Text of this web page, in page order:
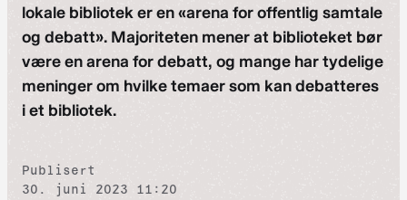
lokale bibliotek er en «arena for offentlig samtale
og debatt». Majoriteten mener at biblioteket bør
være en arena for debatt, og mange har tydelige
meninger om hvilke temaer som kan debatteres
i et bibliotek.
Publisert
30. juni 2023 11:20